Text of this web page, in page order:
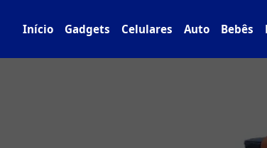
Início Gadgets Celulares Auto Bebês